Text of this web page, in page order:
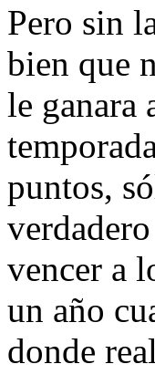
Pero sin
bien que
le ganara
puntos,
vencer a
un año
donde